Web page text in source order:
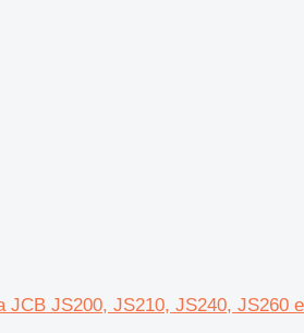
JCB JS200, JS210, JS240, JS260